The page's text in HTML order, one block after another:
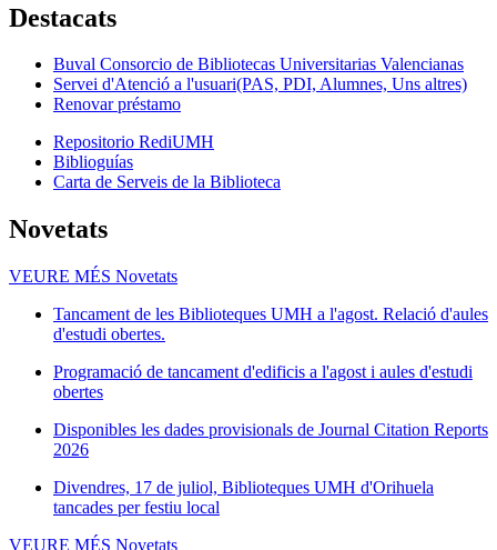
Destacats
Buval Consorcio de Bibliotecas Universitarias Valencianas
Servei d'Atenció a l'usuari(PAS, PDI, Alumnes, Uns altres)
Renovar préstamo
Repositorio RediUMH
Biblioguías
Carta de Serveis de la Biblioteca
Novetats
VEURE MÉS Novetats
Tancament de les Biblioteques UMH a l'agost. Relació d'aules
d'estudi obertes.
Programació de tancament d'edificis a l'agost i aules d'estudi
obertes
Disponibles les dades provisionals de Journal Citation Reports
2026
Divendres, 17 de juliol, Biblioteques UMH d'Orihuela
tancades per festiu local
VEURE MÉS Novetats